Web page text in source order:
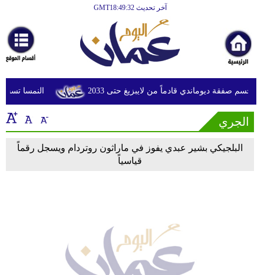
آخر تحديث GMT18:49:32
أخبارعاجلة
رياضة
ثقافة
إقتصاد
فن
النمسا تسجل يحسم صفقة ديوماندي قادماً من لايبزيغ حتى 2033
الجري
البلجيكي بشير عبدي يفوز في ماراثون روتردام ويسجل رقماً
قياسياً